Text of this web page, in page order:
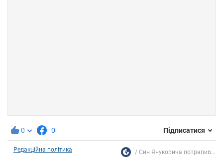
0 0 Підписатися
Редакційна політика Син Януковича потрапив...